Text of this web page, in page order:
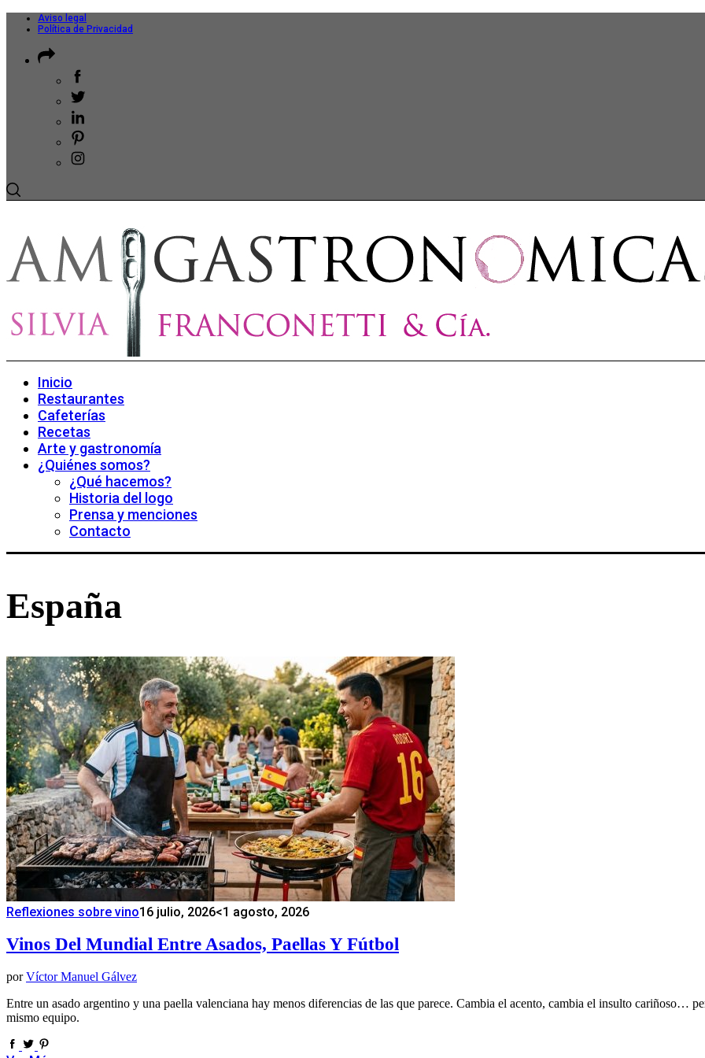
Aviso legal
Política de Privacidad
Inicio
Restaurantes
Cafeterías
Recetas
Arte y gastronomía
¿Quiénes somos?
¿Qué hacemos?
Historia del logo
Prensa y menciones
Contacto
España
Reflexiones sobre vino16 julio, 2026<1 agosto, 2026
Vinos Del Mundial Entre Asados, Paellas Y Fútbol
por Víctor Manuel Gálvez
Entre un asado argentino y una paella valenciana hay menos diferencias de las que parece. Cambia el acento, cambia el insulto cariñoso…
mismo equipo.